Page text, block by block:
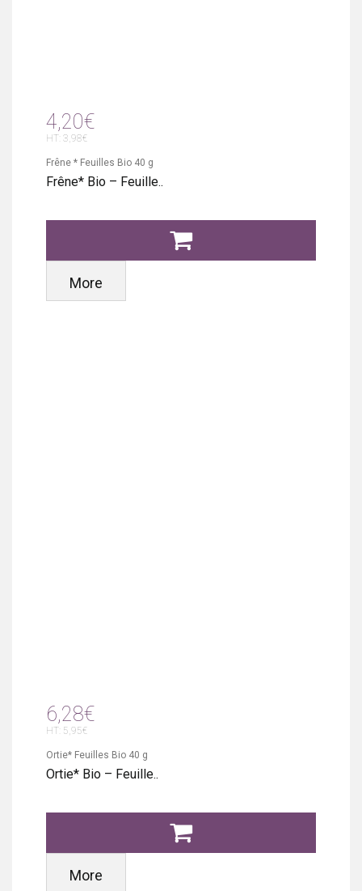
4,20€
HT: 3,98€
Frêne * Feuilles Bio 40 g
Frêne* Bio – Feuille..
More
6,28€
HT: 5,95€
Ortie* Feuilles Bio 40 g
Ortie* Bio – Feuille..
More